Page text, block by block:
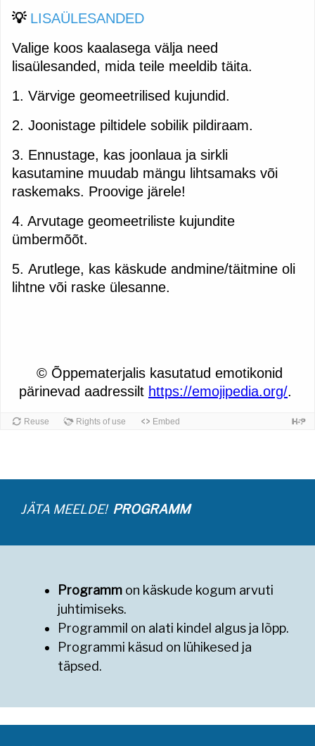
JÄTA MEELDE! PROGRAMM
Programmon käskude kogum arvuti
juhtimiseks.
Programmil on alati kindel algus ja lõpp.
Programmi käsud on lühikesed ja
täpsed.